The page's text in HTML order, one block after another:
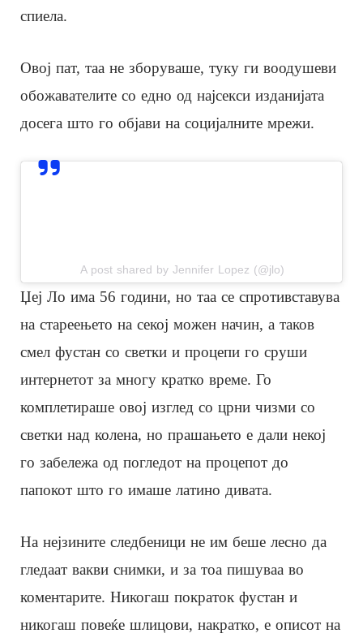
спиела.
Овој пат, таа не зборуваше, туку ги воодушеви
обожавателите со едно од најсекси изданијата
досега што го објави на социјалните мрежи.
A post shared by Jennifer Lopez (@jlo)
Џеј Ло има 56 години, но таа се спротивставува
на стареењето на секој можен начин, а таков
смел фустан со светки и процепи го сруши
интернетот за многу кратко време. Го
комплетираше овој изглед со црни чизми со
светки над колена, но прашањето е дали некој
го забележа од погледот на процепот до
папокот што го имаше латино дивата.
На нејзините следбеници не им беше лесно да
гледаат вакви снимки, и за тоа пишуваа во
коментарите. Никогаш пократок фустан и
никогаш повеќе шлицови, накратко, е описот на